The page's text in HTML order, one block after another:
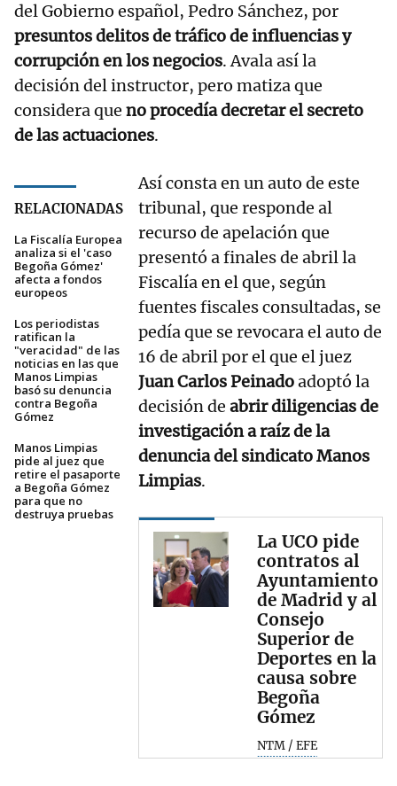
del Gobierno español, Pedro Sánchez, por
presuntos delitos de tráfico de influencias y
corrupción en los negocios. Avala así la
decisión del instructor, pero matiza que
considera que no procedía decretar el secreto
de las actuaciones.
RELACIONADAS
La Fiscalía Europea
analiza si el 'caso
Begoña Gómez'
afecta a fondos
europeos
Los periodistas
ratifican la
"veracidad" de las
noticias en las que
Manos Limpias
basó su denuncia
contra Begoña
Gómez
Manos Limpias
pide al juez que
retire el pasaporte
a Begoña Gómez
para que no
destruya pruebas
Así consta en un auto de este
tribunal, que responde al
recurso de apelación que
presentó a finales de abril la
Fiscalía en el que, según
fuentes fiscales consultadas, se
pedía que se revocara el auto de
16 de abril por el que el juez
Juan Carlos Peinadoadoptó la
decisión de abrir diligencias de
investigación a raíz de la
denuncia del sindicato Manos
Limpias.
La UCO pide
contratos al
Ayuntamiento
de Madrid y al
Consejo
Superior de
Deportes en la
causa sobre
Begoña
Gómez
NTM / EFE